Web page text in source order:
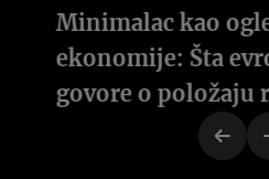
Minimalac kao
ekonomije: Šta
govore o položaju